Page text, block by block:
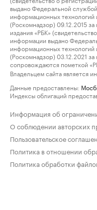
выдано Федеральной
информационных
(Роскомнадзор) 09.12.2015
издания «РБК»
информации выдано
информационных
(Роскомнадзор) 03.12.2021
сопровождаются пометкой
Владельцем сайта является
Данные предоставлены:
Индексы облигаций
Информация об
О соблюдении авторских
Пользовательское
Политика в отношении
Политика обработки